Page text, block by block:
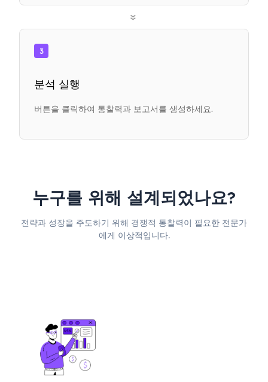
»
3
분석 실행
버튼을 클릭하여 통찰력과 보고서를 생성하세요.
누구를 위해 설계되었나요?
전략과 성장을 주도하기 위해 경쟁적 통찰력이 필요한 전문가
에게 이상적입니다.